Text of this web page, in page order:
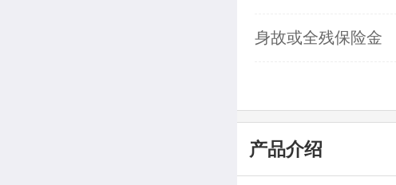
身故或全残保险金
产品介绍